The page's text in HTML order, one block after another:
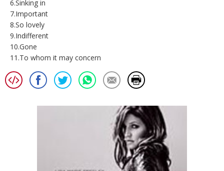
6.Sinking in
7.Important
8.So lovely
9.Indifferent
10.Gone
11.To whom it may concern